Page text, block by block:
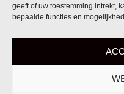
geeft of uw toestemming intrekt,
bepaalde functies en
Wij kijken ernaar uit om
van den broek & partners
5427 sk boekel